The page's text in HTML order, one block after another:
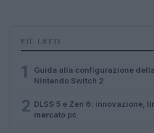
PIÙ LETTI
1
Guida alla configurazione
Nintendo Switch 2
2 DLSS 5 e Zen 6: innovazione,
mercato pc